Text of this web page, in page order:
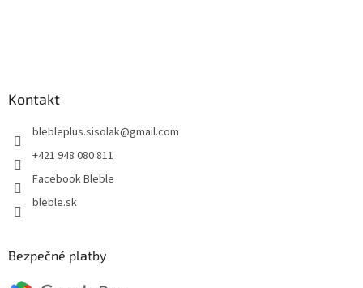
Kontakt
blebleplus.sisolak@gmail.com
+421 948 080 811
Facebook Bleble
bleble.sk
Bezpečné platby